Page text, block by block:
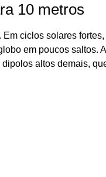
10 metros
ciclos solares
em poucos saltos.
altos demais,